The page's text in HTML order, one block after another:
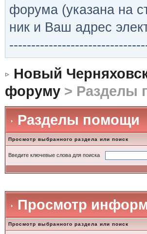
форума (указана на
ник и Ваш адрес
Новый
форуму> Разделы
Разделы помощи
Просмотр выбранного раздела или поиск
Введите ключевые слова для поиска
Просмотр
Просмотр выбранного раздела или поиск